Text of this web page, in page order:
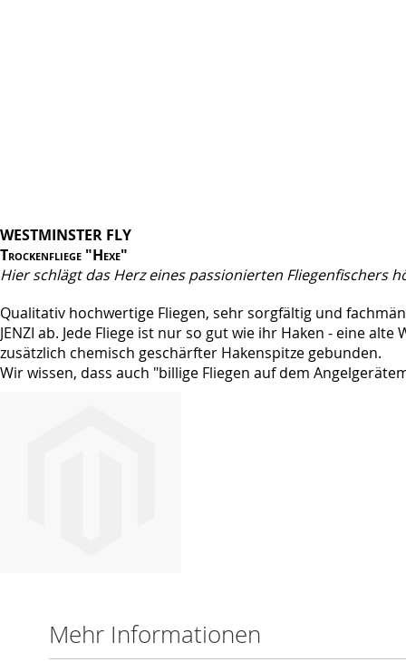
WESTMINSTER FLY
Trockenfliege "Hexe"
Hier schlägt das Herz eines passionierten Fliegenfischers
Qualitativ hochwertige Fliegen, sehr sorgfältig und
JENZI ab. Jede Fliege ist nur so gut wie ihr Haken - eine
zusätzlich chemisch geschärfter Hakenspitze gebunden.
Wir wissen, dass auch "billige Fliegen auf dem
Mehr Informationen